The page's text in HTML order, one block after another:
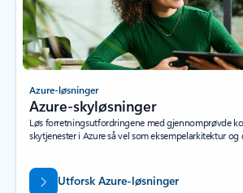
Azure-løsninger
Azure-skyløsninger
Løs forretningsutfordringene med gjennomprøvde
skytjenester i Azure så vel som eksempelarkitektur
Utforsk Azure-løsninger